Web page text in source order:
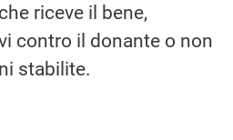
riceve il bene,
contro il donante o non
stabilite.